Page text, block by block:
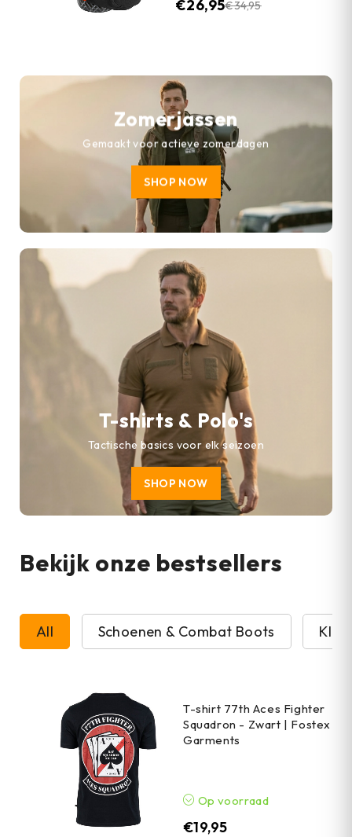
€34,95
€26,95
Zomerjassen
Gemaakt voor actieve zomerdagen
SHOP NOW
T-shirts & Polo's
Tactische basics voor elk seizoen
SHOP NOW
Bekijk onze bestsellers
All Schoenen & Combat Boots
T-shirt 77th Aces Fighter
Squadron - Zwart | Fostex
Garments
Op voorraad
€19,95